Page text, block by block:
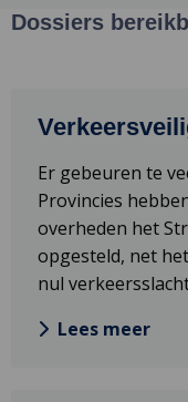
Dossiers
Er gebeuren te
Provincies
overheden het
opgesteld, net
nul
Lees meer
meer
Verkeersveiligheid